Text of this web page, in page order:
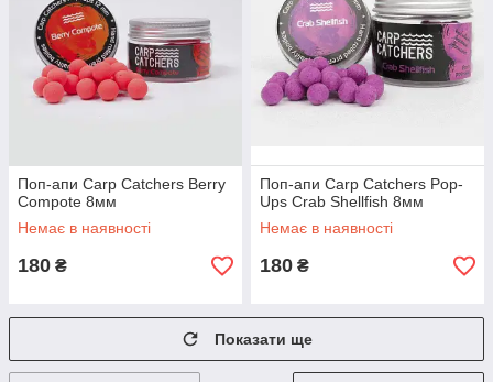
Поп-апи Carp Catchers Berry
Compote 8мм
Немає в наявності
180 ₴
Поп-апи Carp Catchers Pop-
Ups Crab Shellfish 8мм
Немає в наявності
180 ₴
Показати ще